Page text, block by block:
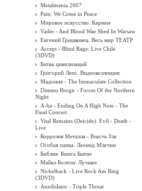
Metalmania 2007
Pain: We Come in Peace
Мировое искусство. Кармен
Vader - And Blood Wae Shed In Warsaw
Евгений Гришковец. Весь мир ТЕАТР
Accept - Blind Rage: Live Chile
(3DVD)
Битва цивилизаций
Григорий Лепс. Видеоколлекция
Мадонна - The Immaculate Collection
Dimmu Borgir - Forces Of the Northern
Night
A-ha - Ending On A High Note - The
Final Concert
Vital Remains (Deicide). Evil - Death -
Live
Коррозия Металла - Власть Зла
Особая папка. Леонид Млечин
Библия: Книга Бытие
Майкл Болтон: Лучшее
Nickelback - Live Rock Am Ring
(3DVD)
Annihilator - Triple Threat